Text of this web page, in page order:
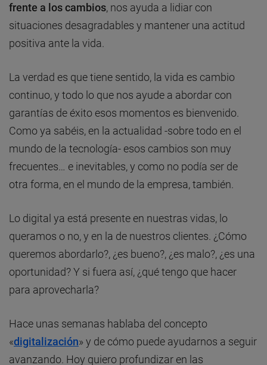
frente a los cambios, nos ayuda a lidiar con
situaciones desagradables y mantener una actitud
positiva ante la vida.
La verdad es que tiene sentido, la vida es cambio
continuo, y todo lo que nos ayude a abordar con
garantías de éxito esos momentos es bienvenido.
Como ya sabéis, en la actualidad -sobre todo en el
mundo de la tecnología- esos cambios son muy
frecuentes… e inevitables, y como no podía ser de
otra forma, en el mundo de la empresa, también.
Lo digital ya está presente en nuestras vidas, lo
queramos o no, y en la de nuestros clientes. ¿Cómo
queremos abordarlo?, ¿es bueno?, ¿es malo?, ¿es una
oportunidad? Y si fuera así, ¿qué tengo que hacer
para aprovecharla?
Hace unas semanas hablaba del concepto
«digitalización» y de cómo puede ayudarnos a seguir
avanzando. Hoy quiero profundizar en las